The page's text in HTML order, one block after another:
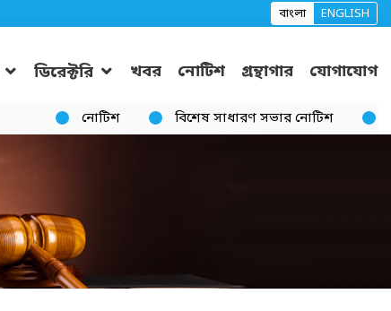
বাংলা ENGLISH
ডিরেক্টরি খবর নোটিশ গ্রন্থাগার যোগাযোগ
নোটিশ বিশেষ সাধারণ সভার নোটিশ ক্যান্টিন